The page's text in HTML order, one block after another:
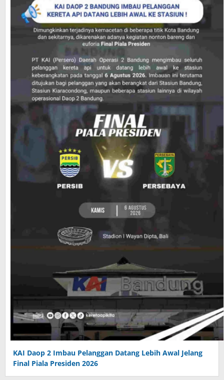
KAI Daop 2 Imbau Pelanggan Datang Lebih Awal Jelang
Final Piala Presiden 2026